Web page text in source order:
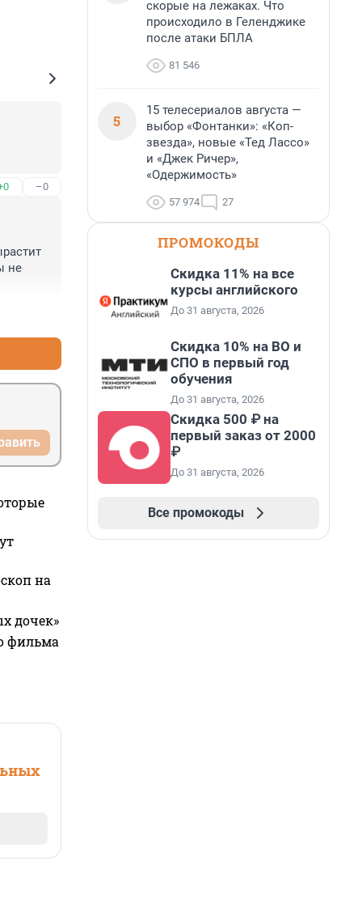
–0
не
на
дочек»
фильма
скорые на лежаках. Что
происходило в Геленджике
после атаки БПЛА
81 546
5
15 телесериалов августа —
выбор «Фонтанки»: «Коп-
звезда», новые «Тед Лассо»
и «Джек Ричер»,
«Одержимость»
57 974 27
ПРОМОКОДЫ
Скидка 11% на все
курсы английского
До 31 августа, 2026
Скидка 10% на ВО и
СПО в первый год
обучения
До 31 августа, 2026
Скидка 500 ₽ на
первый заказ от 2000
₽
До 31 августа, 2026
Все промокоды